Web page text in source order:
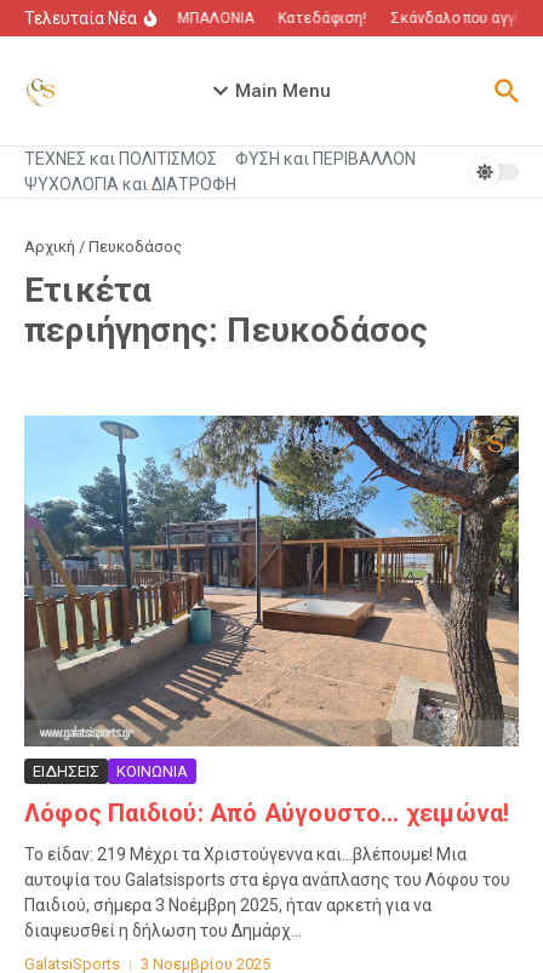
Μετάβαση στο περιεχόμενο
Τελευταία Νέα
“Πόλεμος” για τα ΜΠΑΛΟΝΙΑ Κατεδάφιση! Σκάνδαλο που
Main Menu
ΤΕΧΝΕΣ και ΠΟΛΙΤΙΣΜΟΣ
ΦΥΣΗ και ΠΕΡΙΒΑΛΛΟΝ
ΨΥΧΟΛΟΓΙΑ και ΔΙΑΤΡΟΦΗ
Αρχική / Πευκοδάσος
Ετικέτα
περιήγησης: Πευκοδάσος
ΕΙΔΗΣΕΙΣ ΚΟΙΝΩΝΙΑ
Λόφος Παιδιού: Από Αύγουστο… χειμώνα!
Το είδαν: 219 Μέχρι τα Χριστούγεννα και…βλέπουμε! Μια
αυτοψία του Galatsisports στα έργα ανάπλασης του Λόφου του
Παιδιού, σήμερα 3 Νοέμβρη 2025, ήταν αρκετή για να
διαψευσθεί η δήλωση του Δημάρχ...
GalatsiSports 3 Νοεμβρίου 2025